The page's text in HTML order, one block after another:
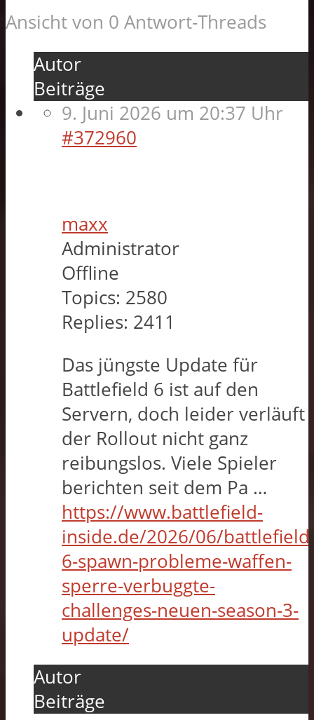
Ansicht von 0 Antwort-Threads
Autor
Beiträge
9. Juni 2026 um 20:37 Uhr
#372960
maxx
Administrator
Offline
Topics: 2580
Replies: 2411
Das jüngste Update für
Battlefield 6 ist auf den
Servern, doch leider verläuft
der Rollout nicht ganz
reibungslos. Viele Spieler
berichten seit dem Pa …
https://www.battlefield-
inside.de/2026/06/
6-spawn-probleme-waffen-
sperre-verbuggte-
challenges-neuen-season-3-
update/
Autor
Beiträge